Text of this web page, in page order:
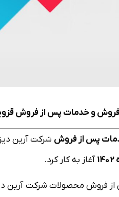
و خدمات پس از فروش قزوین-
پس از فروش شرکت آرین
آغاز به کار کرد.